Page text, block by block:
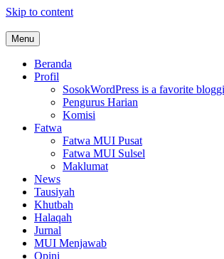
Skip to content
MUI Sulawesi Selatan
Khadimul Ummah wa Shadiqul Hukuuma
Menu
Beranda
Profil
SosokWordPress is a favorite
Pengurus Harian
Komisi
Fatwa
Fatwa MUI Pusat
Fatwa MUI Sulsel
Maklumat
News
Tausiyah
Khutbah
Halaqah
Jurnal
MUI Menjawab
Opini